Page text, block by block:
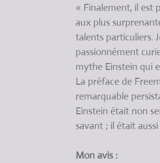
« Finalement, il est
aux plus
talents particuliers.
passionnément
mythe Einstein qui
La préface de
remarquable
Einstein était non
savant ; il était
Mon avis :